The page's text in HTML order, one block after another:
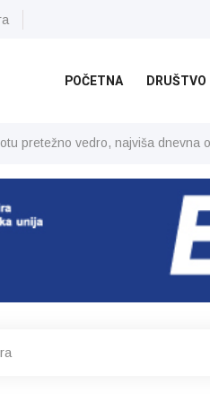
POČETNA DRUŠTVO
pretežno vedro, najviša dnevna